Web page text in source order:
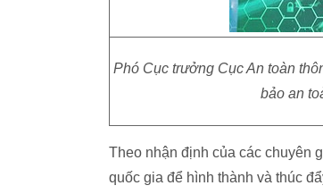
Phó Cục trưởng Cục An toàn
bảo an
Theo nhận định của các chuyên
quốc gia để hình thành và thúc